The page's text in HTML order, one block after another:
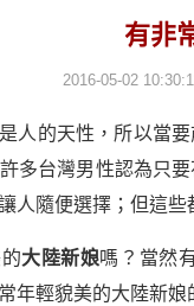
有非
2016-05-02
人的天性，所以當
多台灣男性認為只
人隨便選擇；但這些
大陸新娘嗎？當然
年輕貌美的大陸新